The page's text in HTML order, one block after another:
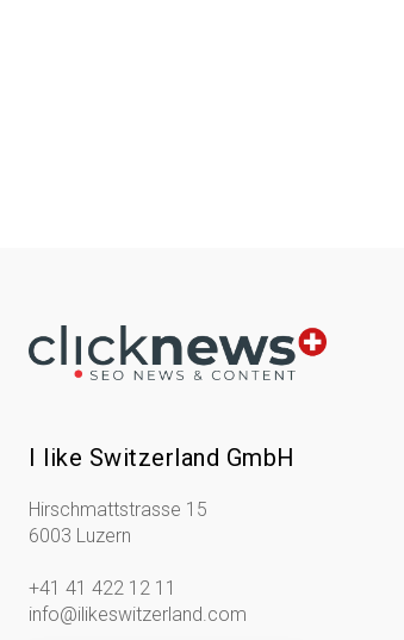
I like Switzerland GmbH
Hirschmattstrasse 15
6003 Luzern
+41 41 422 12 11
info@ilikeswitzerland.com